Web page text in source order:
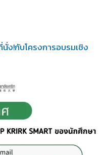
ง!กับโครงการอบรมเชิง